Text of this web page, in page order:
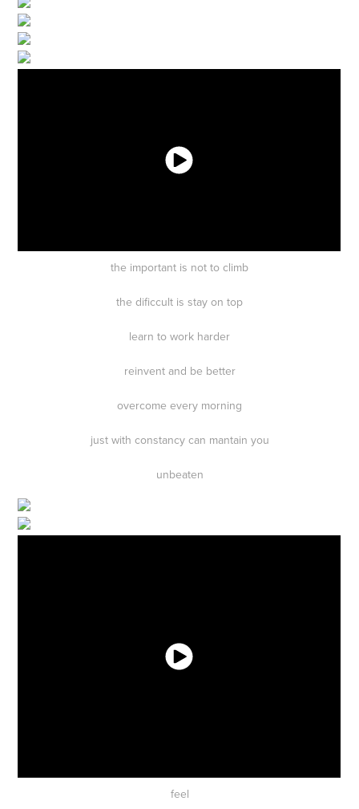
the important is not to climb
the dificcult is stay on top
learn to work harder
reinvent and be better
overcome every morning
just with constancy can mantain you
unbeaten
feel